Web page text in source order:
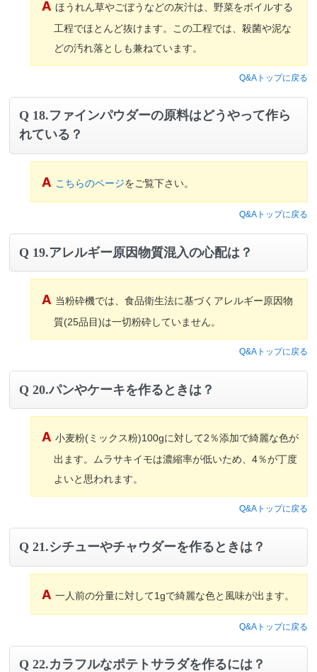
ほうれん草やごぼうなどの灰汁は、野菜をボイルする
工程でほとんど抜けます。この工程では、殺菌や泥な
どの汚れ落としも兼ねています。
Q&Aトップに戻る
18.ファインパウダーの原料はどうやって作ら
れている？
こちらのページをご覧下さい。
Q&Aトップに戻る
19.アレルギー原因物質混入の心配は？
当粉砕機では、食品衛生法に基づくアレルギー原因物
質(25品目)は一切粉砕していません。
Q&Aトップに戻る
20.パンやケーキを作るときは？
小麦粉(ミックス粉)100gに対して2％添加で綺麗な色が
出ます。ムラサキイモは濃縮率が低いため、4％が丁度
よいと思われます。
Q&Aトップに戻る
21.シチューやチャウダーを作るときは？
一人前の分量に対して1gで綺麗な色と風味が出ます。
Q&Aトップに戻る
22.カラフルなポテトサラダを作るには？